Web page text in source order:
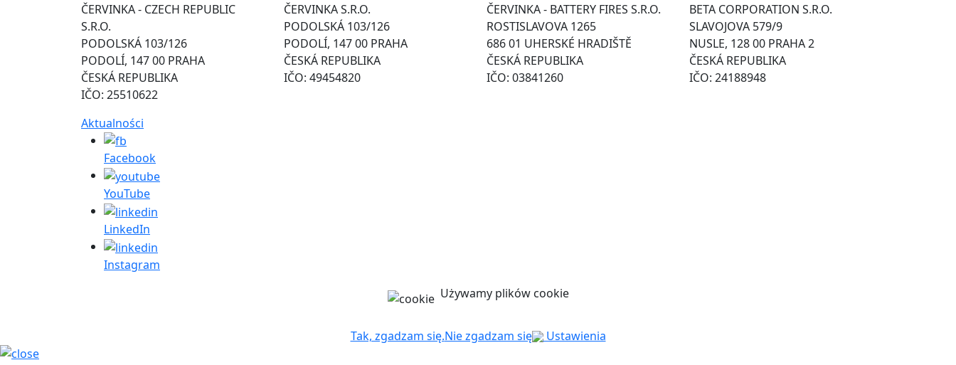
ČERVINKA - CZECH REPUBLIC
S.R.O.
PODOLSKÁ 103/126
PODOLÍ, 147 00 PRAHA
ČESKÁ REPUBLIKA
IČO: 25510622
ČERVINKA S.R.O.
PODOLSKÁ 103/126
PODOLÍ, 147 00 PRAHA
ČESKÁ REPUBLIKA
IČO: 49454820
ČERVINKA - BATTERY FIRES S.R.O.
ROSTISLAVOVA 1265
686 01 UHERSKÉ HRADIŠTĚ
ČESKÁ REPUBLIKA
IČO: 03841260
BETA CORPORATION S.R.O.
SLAVOJOVA 579/9
NUSLE, 128 00 PRAHA 2
ČESKÁ REPUBLIKA
IČO: 24188948
Aktualności
Facebook
YouTube
LinkedIn
Instagram
Używamy plików cookie
Tak, zgadzam się.Nie zgadzam się Ustawienia